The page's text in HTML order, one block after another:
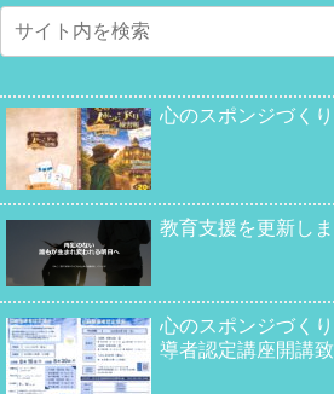
心のスポンジづく
教育支援を更新し
心のスポンジづく
導者認定講座開講致